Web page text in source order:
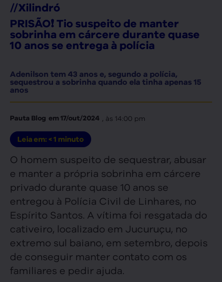
//Xilindró
PRISÃO❗ Tio suspeito de manter
sobrinha em cárcere durante quase
10 anos se entrega à polícia
Adenilson tem 43 anos e, segundo a polícia,
sequestrou a sobrinha quando ela tinha apenas 15
anos
Pauta Blog em17/out/2024 , às 14:00 pm
Leia em: < 1 minuto
O homem suspeito de sequestrar, abusar
e manter a própria sobrinha em cárcere
privado durante quase 10 anos se
entregou à Polícia Civil de Linhares, no
Espírito Santos. A vítima foi resgatada do
cativeiro, localizado em Jucuruçu, no
extremo sul baiano, em setembro, depois
de conseguir manter contato com os
familiares e pedir ajuda.